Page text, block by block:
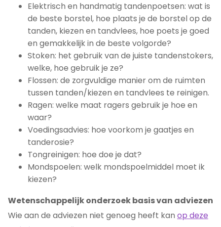
Elektrisch en handmatig tandenpoetsen: wat is
de beste borstel, hoe plaats je de borstel op de
tanden, kiezen en tandvlees, hoe poets je goed
en gemakkelijk in de beste volgorde?
Stoken: het gebruik van de juiste tandenstokers,
welke, hoe gebruik je ze?
Flossen: de zorgvuldige manier om de ruimten
tussen tanden/kiezen en tandvlees te reinigen.
Ragen: welke maat ragers gebruik je hoe en
waar?
Voedingsadvies: hoe voorkom je gaatjes en
tanderosie?
Tongreinigen: hoe doe je dat?
Mondspoelen: welk mondspoelmiddel moet ik
kiezen?
Wetenschappelijk onderzoek basis van adviezen
Wie aan de adviezen niet genoeg heeft kan op deze